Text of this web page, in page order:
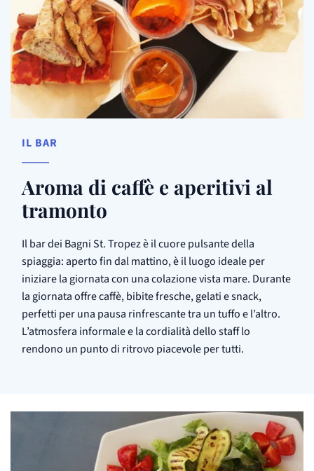
IL BAR
Aroma di caffè e aperitivi al
tramonto
Il bar dei Bagni St. Tropez è il cuore pulsante della
spiaggia: aperto fin dal mattino, è il luogo ideale per
iniziare la giornata con una colazione vista mare. Durante
la giornata offre caffè, bibite fresche, gelati e snack,
perfetti per una pausa rinfrescante tra un tuffo e l’altro.
L’atmosfera informale e la cordialità dello staff lo
rendono un punto di ritrovo piacevole per tutti.